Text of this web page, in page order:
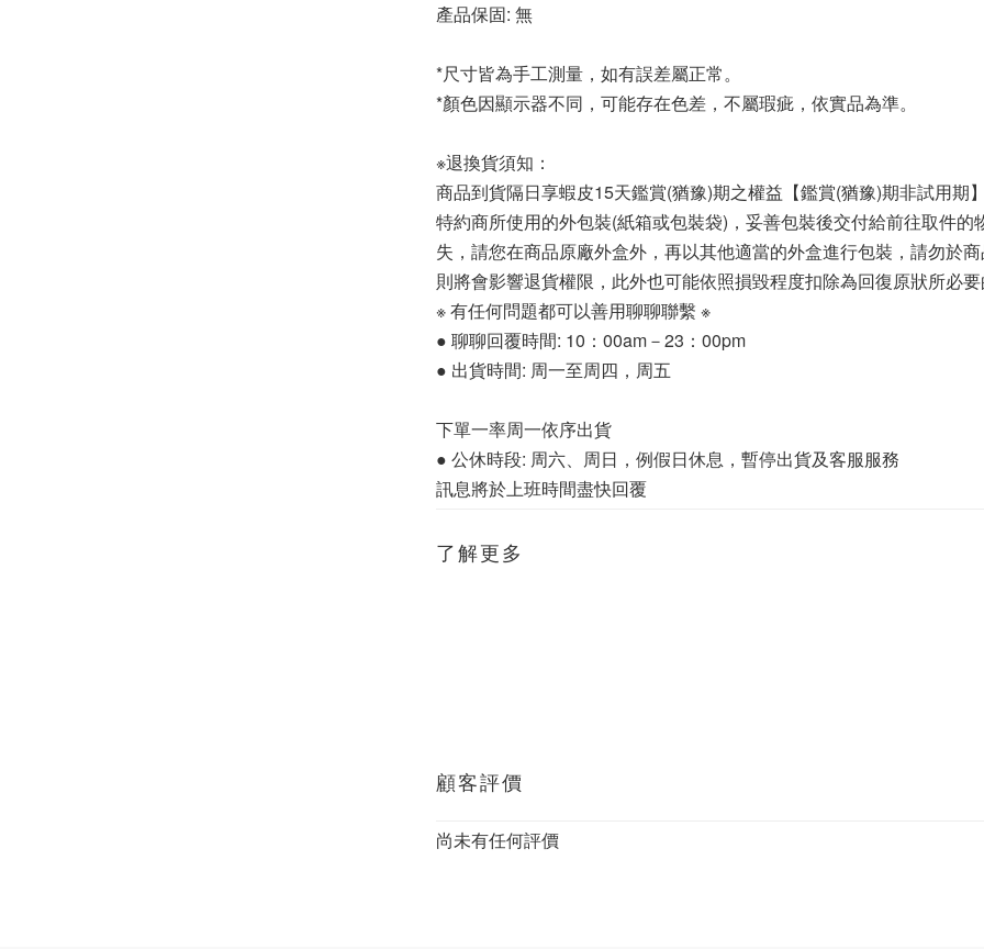
產品保固: 無
*尺寸皆為手工測量，如有誤差屬正常。
*顏色因顯示器不同，可能存在色差，不屬瑕疵，依實品為準。
※退換貨須知：
商品到貨隔日享蝦皮15天鑑賞(猶豫)期之權益【鑑賞(猶豫)期非試用期
特約商所使用的外包裝(紙箱或包裝袋)，妥善包裝後交付給前往取件
失，請您在商品原廠外盒外，再以其他適當的外盒進行包裝，請勿於
則將會影響退貨權限，此外也可能依照損毀程度扣除為回復原狀所必要
※ 有任何問題都可以善用聊聊聯繫 ※
● 聊聊回覆時間: 10：00am－23：00pm
● 出貨時間: 周一至周四，周五
下單一率周一依序出貨
● 公休時段: 周六、周日，例假日休息，暫停出貨及客服服務
訊息將於上班時間盡快回覆
了解更多
顧客評價
尚未有任何評價